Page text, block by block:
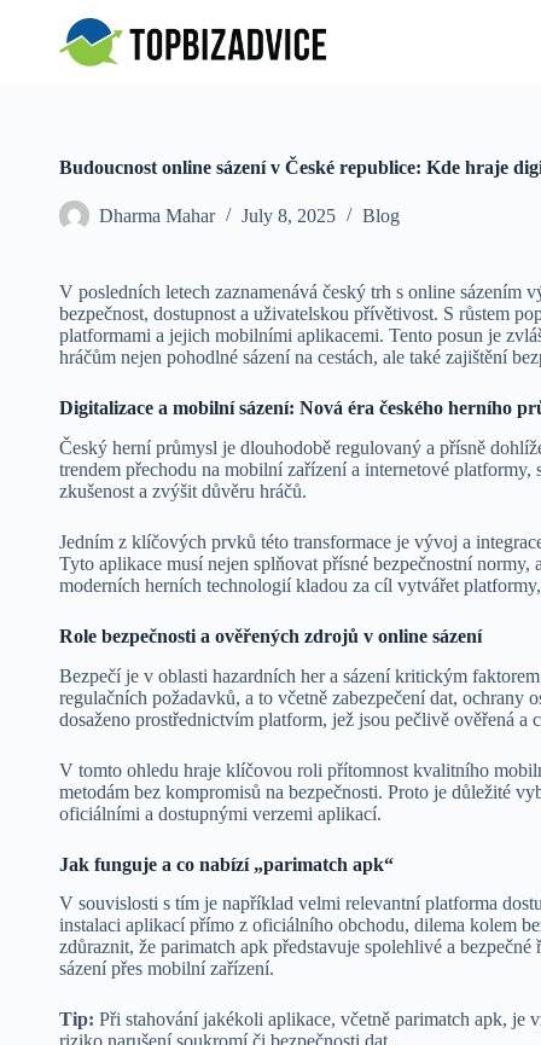
Budoucnost online sázení v České republice: Kde hraje
Dharma Mahar July 8, 2025 Blog
V posledních letech zaznamenává český trh s online
bezpečnost, dostupnost a uživatelskou přívětivost. S růstem
platformami a jejich mobilními aplikacemi. Tento posun je
hráčům nejen pohodlné sázení na cestách, ale také zajištění
Digitalizace a mobilní sázení: Nová éra českého herního
Český herní průmysl je dlouhodobě regulovaný a přísně
trendem přechodu na mobilní zařízení a internetové
zkušenost a zvýšit důvěru hráčů.
Jedním z klíčových prvků této transformace je vývoj a
Tyto aplikace musí nejen splňovat přísné bezpečnostní
moderních herních technologií kladou za cíl vytvářet
Role bezpečnosti a ověřených zdrojů v online sázení
Bezpečí je v oblasti hazardních her a sázení kritickým
regulačních požadavků, a to včetně zabezpečení dat, ochrany
dosaženo prostřednictvím platform, jež jsou pečlivě ověřená a
V tomto ohledu hraje klíčovou roli přítomnost kvalitního
metodám bez kompromisů na bezpečnosti. Proto je důležité
oficiálními a dostupnými verzemi aplikací.
Jak funguje a co nabízí „parimatch apk“
V souvislosti s tím je například velmi relevantní platforma
instalaci aplikací přímo z oficiálního obchodu, dilema kolem
zdůraznit, že parimatch apk představuje spolehlivé a
sázení přes mobilní zařízení.
Tip: Při stahování jakékoli aplikace, včetně parimatch apk,